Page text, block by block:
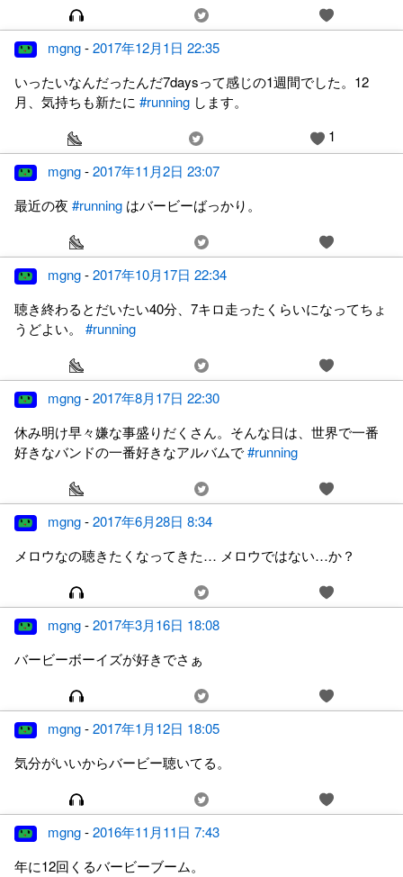
mgng-2017年12月1日 22:35
いったいなんだったんだ7daysって感じの1週間でした。12
月、気持ちも新たに #running します。
1
mgng-2017年11月2日 23:07
最近の夜 #running はバービーばっかり。
mgng-2017年10月17日 22:34
聴き終わるとだいたい40分、7キロ走ったくらいになってちょ
うどよい。 #running
mgng-2017年8月17日 22:30
休み明け早々嫌な事盛りだくさん。そんな日は、世界で一番
好きなバンドの一番好きなアルバムで#running
mgng-2017年6月28日 8:34
メロウなの聴きたくなってきた… メロウではない…か？
mgng-2017年3月16日 18:08
バービーボーイズが好きでさぁ
mgng-2017年1月12日 18:05
気分がいいからバービー聴いてる。
mgng-2016年11月11日 7:43
年に12回くるバービーブーム。